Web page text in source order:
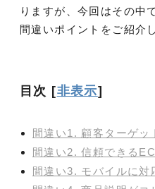
りますが、今回はその中
間違いポイントをご紹介
目次 [非表示]
間違い1. 顧客ターゲッ
間違い2. 信頼できる
間違い3. モバイルに対